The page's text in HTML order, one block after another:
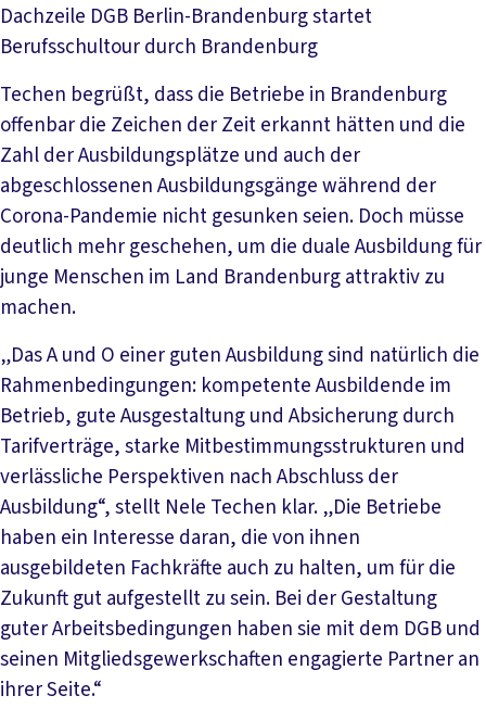
Dachzeile DGB Berlin-Brandenburg startet
Berufsschultour durch Brandenburg
Techen begrüßt, dass die Betriebe in Brandenburg
offenbar die Zeichen der Zeit erkannt hätten und die
Zahl der Ausbildungsplätze und auch der
abgeschlossenen Ausbildungsgänge während der
Corona-Pandemie nicht gesunken seien. Doch müsse
deutlich mehr geschehen, um die duale Ausbildung für
junge Menschen im Land Brandenburg attraktiv zu
machen.
„Das A und O einer guten Ausbildung sind natürlich die
Rahmenbedingungen: kompetente Ausbildende im
Betrieb, gute Ausgestaltung und Absicherung durch
Tarifverträge, starke Mitbestimmungsstrukturen und
verlässliche Perspektiven nach Abschluss der
Ausbildung“, stellt Nele Techen klar. „Die Betriebe
haben ein Interesse daran, die von ihnen
ausgebildeten Fachkräfte auch zu halten, um für die
Zukunft gut aufgestellt zu sein. Bei der Gestaltung
guter Arbeitsbedingungen haben sie mit dem DGB und
seinen Mitgliedsgewerkschaften engagierte Partner an
ihrer Seite.“